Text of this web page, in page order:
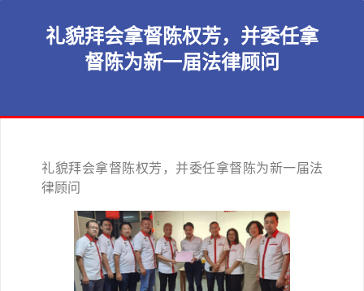
礼貌拜会拿督陈权芳，并委任拿
督陈为新一届法律顾问
礼貌拜会拿督陈权芳，并委任拿督陈为新一届法
律顾问